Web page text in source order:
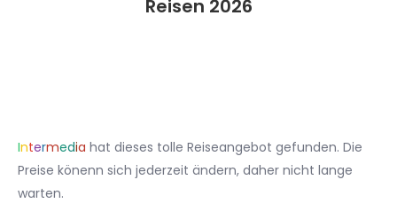
Reisen 2026
Intermedia hat dieses tolle Reiseangebot gefunden. Die
Preise könenn sich jederzeit ändern, daher nicht lange
warten.